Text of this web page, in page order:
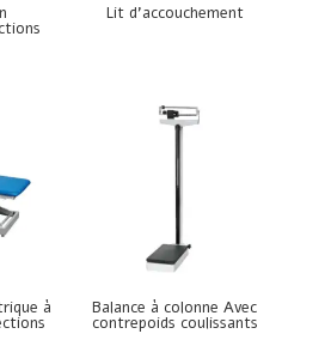
Lit d’accouchement
à Balance à colonne Avec
contrepoids coulissants